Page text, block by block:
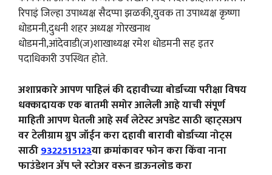
रिपाइं जिल्हा उपाध्यक्ष सैदप्पा झळकी,युवक ता उपाध्यक्ष कृष्णा
धोडमनी,दुधनी शहर अध्यक्ष गोरखनाथ
धोडमनी,आंदेवाडी(ज)शाखाध्यक्ष रमेश धोडमनी सह इतर
पदाधिकारी उपस्थित होते.
अशाप्रकारे आपण पाहिलं की दहावीच्या बोर्डाच्या परीक्षा विषय
धक्कादायक एक बातमी समोर आलेली आहे याची संपूर्ण
माहिती आपण घेतली आहे सर्व लेटेस्ट अपडेट साठी व्हाट्सअप
वर टेलीग्राम ग्रुप जॉईन करा दहावी बारावी बोर्डाच्या नोट्स
साठी9322515123या क्रमांकावर फोन करा किंवा नाना
फाउंडेशन ॲप प्ले स्टोअर वरून डाऊनलोड करा